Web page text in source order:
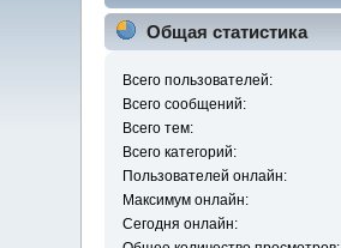
Общая статистика
Всего пользователей:
Всего сообщений:
Всего тем:
Всего категорий:
Пользователей онлайн:
Максимум онлайн:
Сегодня онлайн: